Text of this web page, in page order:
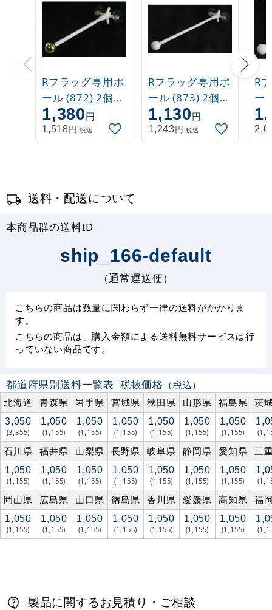
Rフラッグ専用ポ
ール (872) 2個吸
盤式 丸パイプ
26cm金
1,380円
1,518円 税込
Rフラッグ専用ポ
ール (873) 2個吸
盤式 丸パイプ
26cm白
1,130円
1,243円 税込
R
ー
盤
送料・配送について
本商品群の送料ID
ship_166-default
（通常運送便）
こちらの商品は数量に関わらず一律の送料がかかりま
す。
こちらの商品は、購入金額による送料無料サービスは行
っていない商品です。
都道府県別送料一覧表 税抜価格 （税込）
北海道
青森県 岩手県 宮城県 秋田県 山形県 福島県 茨
3,050
(3,355)
1,050
(1,155)
1,050
(1,155)
1,050
(1,155)
1,050
(1,155)
1,050
(1,155)
1,050
(1,155)
石川県 福井県 山梨県 長野県 岐阜県 静岡県 愛知県 三
1,050
(1,155)
1,050
(1,155)
1,050
(1,155)
1,050
(1,155)
1,050
(1,155)
1,050
(1,155)
1,050
(1,155)
岡山県 広島県 山口県 徳島県 香川県 愛媛県 高知県 福
1,050
(1,155)
1,050
(1,155)
1,050
(1,155)
1,050
(1,155)
1,050
(1,155)
1,050
(1,155)
1,050
(1,155)
製品に関するお見積り・ご相談